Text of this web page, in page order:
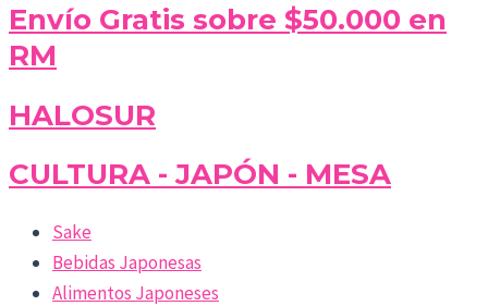
Envío Gratis sobre $50.000 en
RM
HALOSUR
CULTURA - JAPÓN - MESA
Sake
Bebidas Japonesas
Alimentos Japoneses